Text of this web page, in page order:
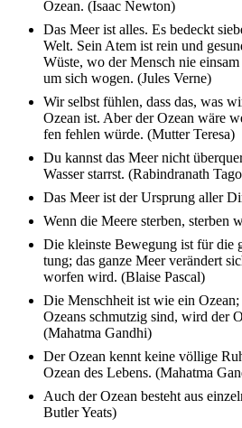
Ozean. (Isaac Newton)
Das Meer ist alles. Es bedeckt
Welt. Sein Atem ist rein und
Wüste, wo der Mensch nie
um sich wogen. (Jules Verne)
Wir selbst fühlen, dass das, was
Ozean ist. Aber der Ozean wäre
fen fehlen würde. (Mutter Tere­sa)
Du kannst das Meer nicht
Wasser starrst. (Rabin­dra­nath
Das Meer ist der Ursprung aller
Wenn die Meere ster­ben, ster­ben
Die kleins­te Bewe­gung ist für die
tung; das ganze Meer verän­dert
wor­fen wird. (Blai­se Pascal)
Die Mensch­heit ist wie ein
Ozeans schmut­zig sind, wird der
(Mahat­ma Gandhi)
Der Ozean kennt keine völli­ge
Ozean des Lebens. (Mahat­ma
Auch der Ozean besteht aus
Butler Yeats)